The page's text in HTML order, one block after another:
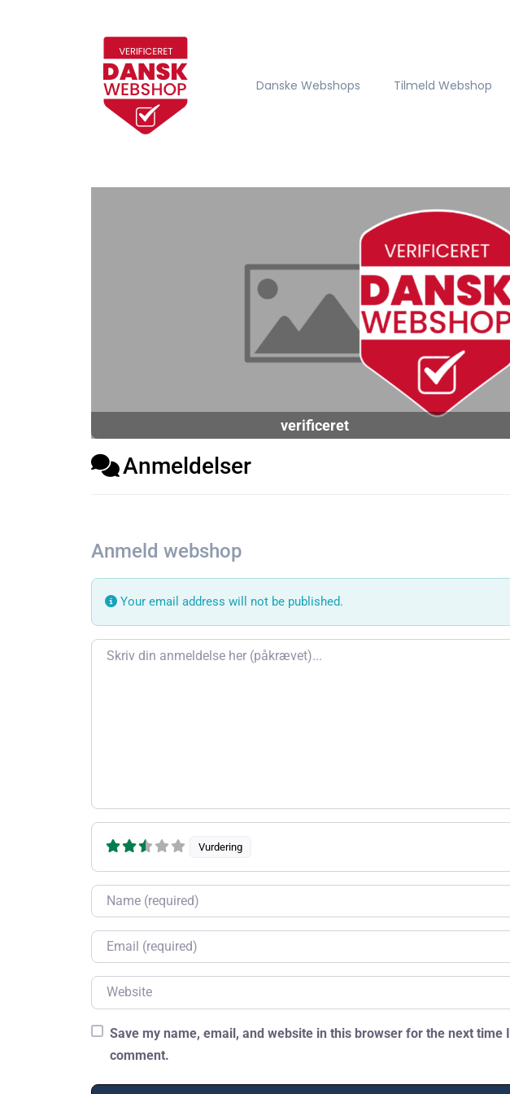
Danske Webshops Tilmeld Webshop
verificeret
Anmeldelser
Anmeld webshop
Your email address will not be published.
Review text
Vurdering
Name
Email
Website
Save my name, email, and website in this browser for the next time I
comment.